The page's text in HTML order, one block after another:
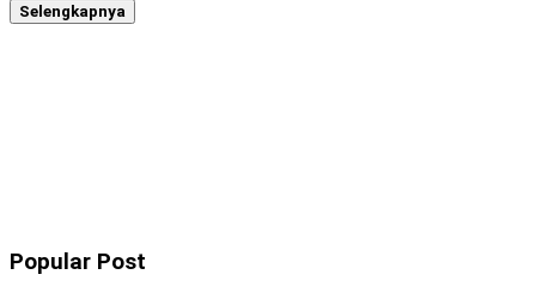
Selengkapnya
Popular Post